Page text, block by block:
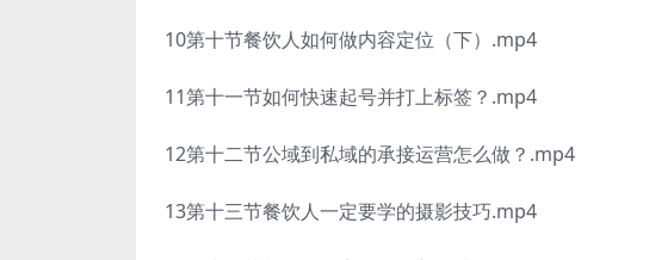
10第十节餐饮人如何做内容定位（下）.mp4
11第十一节如何快速起号并打上标签？.mp4
12第十二节公域到私域的承接运营怎么做？.mp4
13第十三节餐饮人一定要学的摄影技巧.mp4